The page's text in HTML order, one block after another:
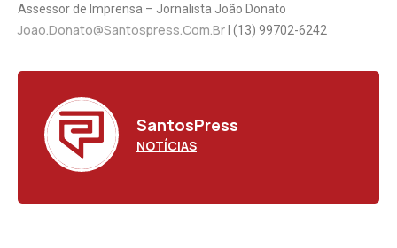
Assessor de Imprensa – Jornalista João Donato
Joao.donato@santospress.com.br l (13) 99702-6242
SantosPress
NOTÍCIAS